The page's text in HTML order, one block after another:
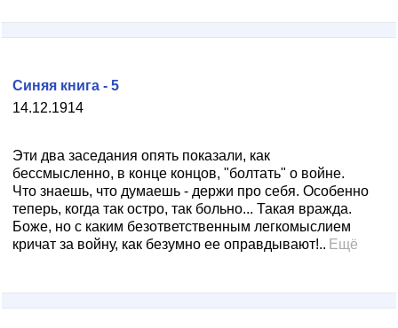
14.12.1914
Синяя книга - 5
Эти два заседания опять показали, как
бессмысленно, в конце концов, "болтать" о войне.
Что знаешь, что думаешь - держи про себя. Особенно
теперь, когда так остро, так больно... Такая вражда.
Боже, но с каким безответственным легкомыслием
кричат за войну, как безумно ее оправдывают!.. Ещё